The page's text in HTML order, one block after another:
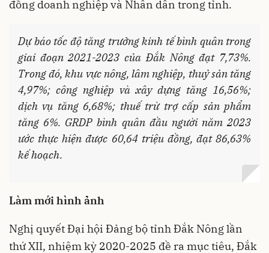
đồng doanh nghiệp và Nhân dân trong tỉnh.
Dự báo tốc độ tăng trưởng kinh tế bình quân trong
giai đoạn 2021-2023 của Đắk Nông đạt 7,73%.
Trong đó, khu vực nông, lâm nghiệp, thuỷ sản tăng
4,97%; công nghiệp và xây dựng tăng 16,56%;
dịch vụ tăng 6,68%; thuế trừ trợ cấp sản phẩm
tăng 6%. GRDP bình quân đầu người năm 2023
ước thực hiện được 60,64 triệu đồng, đạt 86,63%
kế hoạch.
Làm mới hình ảnh
Nghị quyết Ðại hội Ðảng bộ tỉnh Ðắk Nông lần
thứ XII, nhiệm kỳ 2020-2025 đề ra mục tiêu, Ðắk